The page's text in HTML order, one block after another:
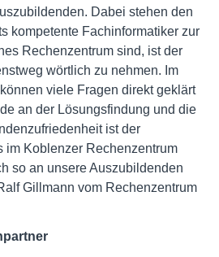
Dabei stehen den
kompetente Fachinformatiker zur
Rechenzentrum sind, ist der
wörtlich zu nehmen. Im
viele Fragen direkt geklärt
an der Lösungsfindung und die
ist der
im Koblenzer Rechenzentrum
so an unsere Auszubildenden
Gillmann vom Rechenzentrum